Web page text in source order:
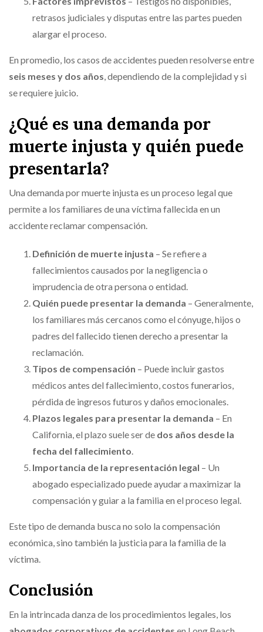
retrasos judiciales y disputas entre las partes pueden
alargar el proceso.
En promedio, los casos de accidentes pueden resolverse entre
seis meses y dos años, dependiendo de la complejidad y si
se requiere juicio.
¿Qué es una demanda por
muerte injusta y quién puede
presentarla?
Una demanda por muerte injusta es un proceso legal que
permite a los familiares de una víctima fallecida en un
accidente reclamar compensación.
Definición de muerte injusta – Se refiere a
fallecimientos causados por la negligencia o
imprudencia de otra persona o entidad.
Quién puede presentar la demanda – Generalmente,
los familiares más cercanos como el cónyuge, hijos o
padres del fallecido tienen derecho a presentar la
reclamación.
Tipos de compensación – Puede incluir gastos
médicos antes del fallecimiento, costos funerarios,
pérdida de ingresos futuros y daños emocionales.
Plazos legales para presentar la demanda – En
California, el plazo suele ser de dos años desde la
fecha del fallecimiento.
Importancia de la representación legal – Un
abogado especializado puede ayudar a maximizar la
compensación y guiar a la familia en el proceso legal.
Este tipo de demanda busca no solo la compensación
económica, sino también la justicia para la familia de la
víctima.
Conclusión
En la intrincada danza de los procedimientos legales, los